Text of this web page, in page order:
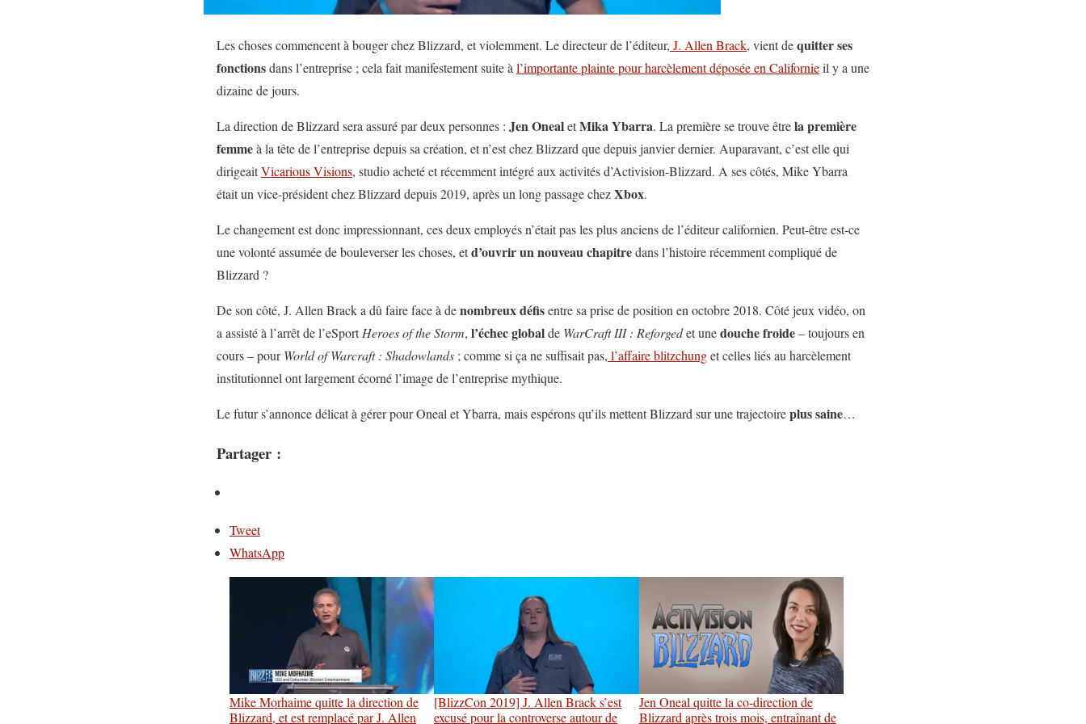
Les choses commencent à bouger chez Blizzard, et violemment. Le directeur de l’éditeur, J. Allen Brack, vient dequitter ses
fonctionsdans l’entreprise ; cela fait manifestement suite à l’importante plainte pour harcèlement déposée en Californieil y a une
dizaine de jours.
La direction de Blizzard sera assuré par deux personnes : Jen OnealetMika Ybarra. La première se trouve êtrela première
femmeà la tête de l’entreprise depuis sa création, et n’est chez Blizzard que depuis janvier dernier. Auparavant, c’est elle qui
dirigeaitVicarious Visions, studio acheté et récemment intégré aux activités d’Activision-Blizzard. A ses côtés, Mike Ybarra
était un vice-président chez Blizzard depuis 2019, après un long passage chezXbox.
Le changement est donc impressionnant, ces deux employés n’était pas les plus anciens de l’éditeur californien. Peut-être est-ce
une volonté assumée de bouleverser les choses, etd’ouvrir un nouveau chapitredans l’histoire récemment compliqué de
Blizzard ?
De son côté, J. Allen Brack a dû faire face à denombreux défisentre sa prise de position en octobre 2018. Côté jeux vidéo, on
a assisté à l’arrêt de l’eSportHeroes of the Storm, l’échec globalde WarCraft III : Reforgedet unedouche froide– toujours en
cours – pourWorld of Warcraft : Shadowlands ; comme si ça ne suffisait pas, l’affaire blitzchunget celles liés au harcèlement
institutionnel ont largement écorné l’image de l’entreprise mythique.
Le futur s’annonce délicat à gérer pour Oneal et Ybarra, mais espérons qu’ils mettent Blizzard sur une trajectoireplus saine…
Partager :
Tweet
WhatsApp
Mike Morhaime quitte la direction de
Blizzard, et est remplacé par J. Allen
[BlizzCon 2019] J. Allen Brack s’est
excusé pour la controverse autour de
Jen Oneal quitte la co-direction de
Blizzard après trois mois, entraînant de